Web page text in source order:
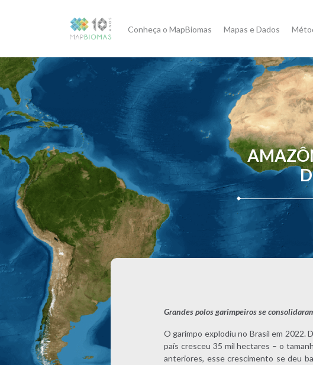
Conheça o MapBiomas Mapas e Dados
Grandes polos garimpeiros se
O garimpo explodiu no Brasil em 2022.
país cresceu 35 mil hectares – o
anteriores, esse crescimento se deu